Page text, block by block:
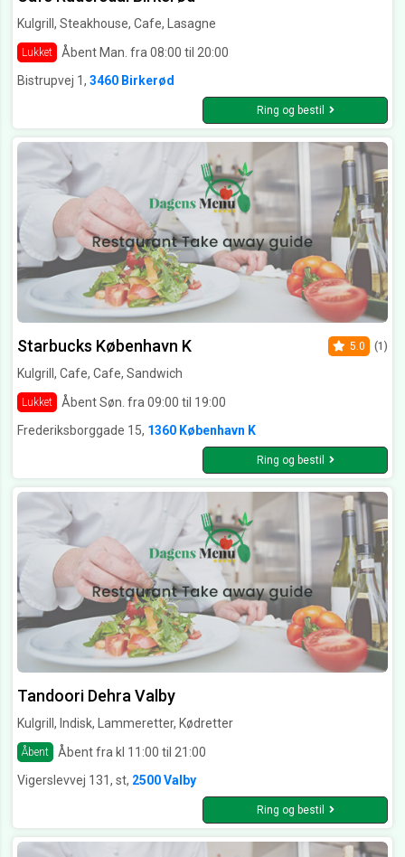
Kulgrill, Steakhouse, Cafe, Lasagne
Lukket
Åbent Man. fra 08:00 til 20:00
Bistrupvej 1, 3460 Birkerød
Ring og bestil
Starbucks København K
Kulgrill, Cafe, Cafe, Sandwich
Lukket Åbent Søn. fra 09:00 til 19:00
5.0 (1)
Frederiksborggade 15, 1360 København K
Ring og bestil
Tandoori Dehra Valby
Kulgrill, Indisk, Lammeretter, Kødretter
Åbent
Åbent fra kl 11:00 til 21:00
Vigerslevvej 131, st, 2500 Valby
Ring og bestil